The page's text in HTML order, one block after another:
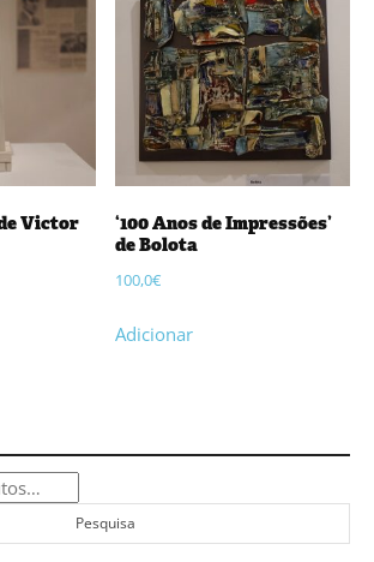
de Victor
‘100 Anos de Impressões’
de Bolota
100,0€
Adicionar
Pesquisa